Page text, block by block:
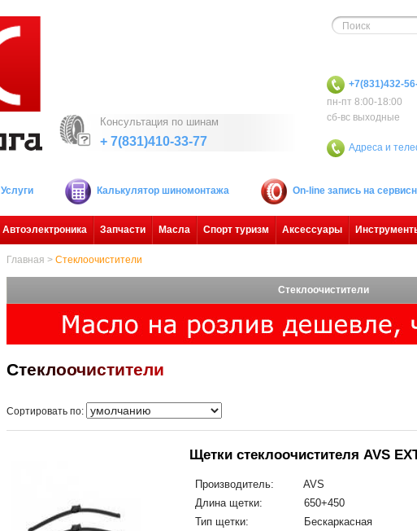
Консультация по шинам
+ 7(831)410-33-77
+7(831)432-
пн-пт 8:00-18:00
сб-вс выходные
Адреса и
Услуги Калькулятор шиномонтажа On-line запись на
Автоэлектроника Запчасти Масла Спорт туризм Аксессуары
Главная > Стеклоочистители
Стеклоочистители
Стеклоочистители
Сортировать по:
Щетки стеклоочистителя AVS
Производитель:
AVS
Длина щетки:
650+450
Тип щетки:
Бескаркасная